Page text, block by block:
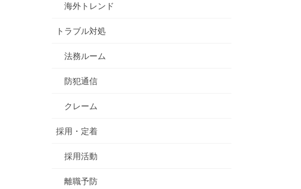
海外トレンド
トラブル対処
法務ルーム
防犯通信
クレーム
採用・定着
採用活動
離職予防